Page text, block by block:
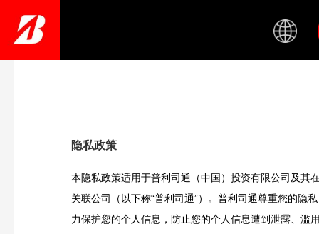
content
隐私政策
本隐私政策适用于普利司通（中国）投资有限公司及其
关联公司（以下称“普利司通”）。普利司通尊重您的隐
力保护您的个人信息，防止您的个人信息遭到泄露、滥